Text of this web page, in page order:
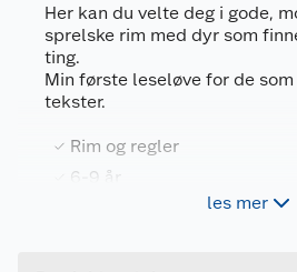
Her kan du velte deg i gode,
sprelske rim med dyr som
ting.
Min første leseløve for de
tekster.
Rim og regler
6-9 år
les mer
Generelt
Artikkelnummer
artikkelnummer